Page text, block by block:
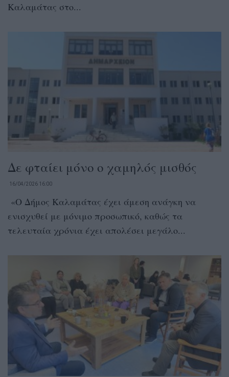
Καλαμάτας στο...
Δε φταίει μόνο ο χαμηλός μισθός
16/04/2026 16:00
«Ο Δήμος Καλαμάτας έχει άμεση ανάγκη να
ενισχυθεί με μόνιμο προσωπικό, καθώς τα
τελευταία χρόνια έχει απολέσει μεγάλο...